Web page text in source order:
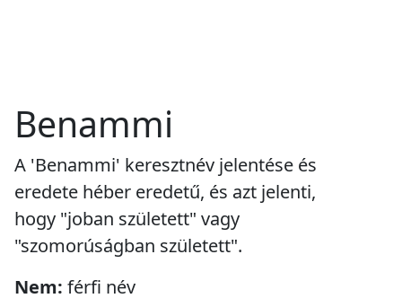
Benammi
A 'Benammi' keresztnév jelentése és
eredete héber eredetű, és azt jelenti,
hogy "joban született" vagy
"szomorúságban született".
Nem: férfi név